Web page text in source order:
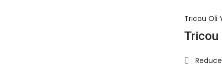
Tricou Oli
Tricou